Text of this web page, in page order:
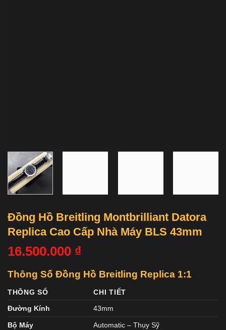
Đồng Hồ Breitling Montbrilliant Datora
Replica Cao Cấp Nhà Máy BLS 43mm
16.500.000 ₫
Thông Số Đồng Hồ Breitling Replica 1:1
THÔNG SỐ
CHI TIẾT
Đường Kính
43mm
Bộ Máy Automatic – Thụy Sỹ